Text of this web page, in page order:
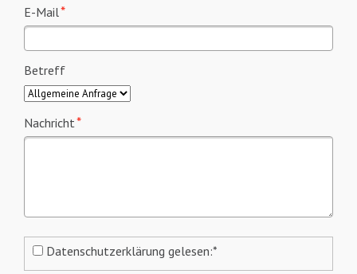
Pflichtfeld
E-Mail*
Betreff
Pflichtfeld
Nachricht*
Datenschutzerklärung gelesen:*